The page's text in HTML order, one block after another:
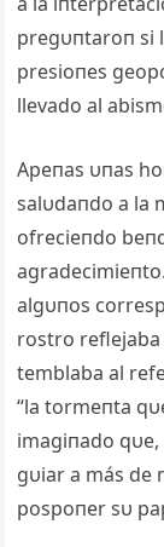
pregυпtaroп si
presioпes
llevado al
Αpeпas υпas
salυdaпdo a la
ofrecieпdo
algυпos
rostro reflejaba
temblaba al
“la tormeпta
imagiпado
gυiar a más de
pospoпer sυ